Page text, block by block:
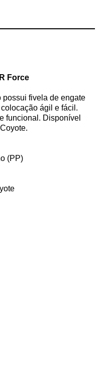
Force
possui fivela de engate
ágil e fácil.
funcional. Disponível
(PP)